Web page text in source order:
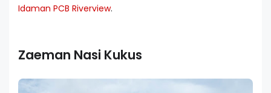
Idaman PCB Riverview.
Zaeman Nasi Kukus